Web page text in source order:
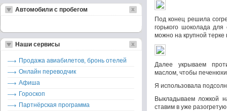
Под конец решила
горького шоколада для
можно на крупной терке
Далее укрываем
маслом, чтобы
Я использовала
Выкладываем ложкой
ставим в уже разогретую
Автомобили с пробегом
Наши сервисы
Продажа авиабилетов, бронь отелей
Онлайн переводчик
Афиша
Гороскоп
Партнёрская программа